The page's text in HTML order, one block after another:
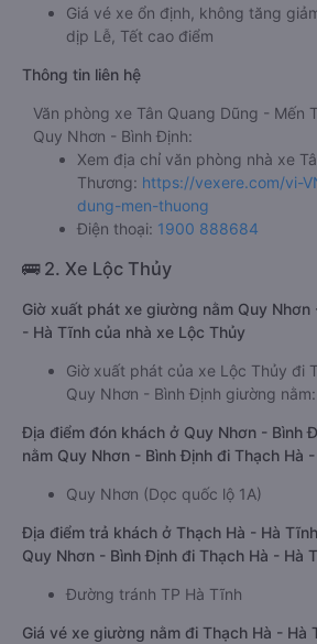
Giá vé xe ổn định, không tăng
dịp Lễ, Tết cao điểm
Thông tin liên hệ
Văn phòng xe Tân Quang Dũng - Mến
Quy Nhơn - Bình Định:
Xem địa chỉ văn phòng nhà xe
Thương: https://vexere.com/vi-
dung-men-thuong
Điện thoại: 1900 888684
🚌 2. Xe Lộc Thủy
Giờ xuất phát xe giường nằm Quy Nhơn
- Hà Tĩnh của nhà xe Lộc Thủy
Giờ xuất phát của xe Lộc Thủy đi
Quy Nhơn - Bình Định giường
Địa điểm đón khách ở Quy Nhơn - Bình
nằm Quy Nhơn - Bình Định đi Thạch Hà
Quy Nhơn (Dọc quốc lộ 1A)
Địa điểm trả khách ở Thạch Hà - Hà
Quy Nhơn - Bình Định đi Thạch Hà - Hà
Đường tránh TP Hà Tĩnh
Giá vé xe giường nằm đi Thạch Hà - Hà